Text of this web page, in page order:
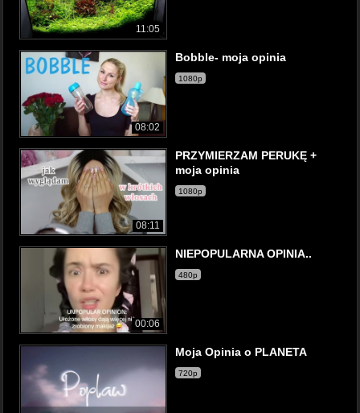
11:05
08:02
Bobble- moja opinia
1080p
08:11
PRZYMIERZAM PERUKĘ +
moja opinia
1080p
00:06
NIEPOPULARNA OPINIA..
480p
Moja Opinia o PLANETA
720p